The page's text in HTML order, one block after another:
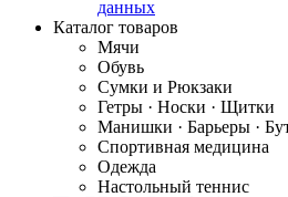
данных
Каталог товаров
Мячи
Обувь
Сумки и Рюкзаки
Гетры · Носки · Щитки
Манишки · Барьеры ·
Спортивная медицина
Одежда
Настольный теннис